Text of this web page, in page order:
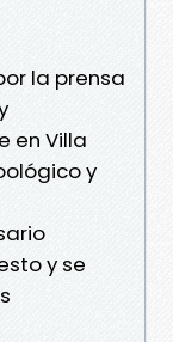
la prensa
en Villa
y
y se